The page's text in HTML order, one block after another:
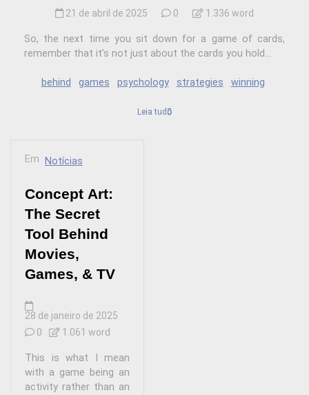
21 de abril de 2025 0 1.336 word
So, the next time you sit down for a game of cards,
remember that it’s not just about the cards you hold...
behind games psychology strategies winning
Leia tudo
Em Notícias
Concept Art:
The Secret
Tool Behind
Movies,
Games, & TV
28 de janeiro de 2025
0
1.061 word
This is what I mean
with a game being an
activity rather than an